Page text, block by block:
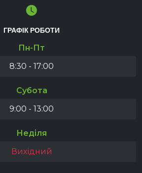
ГРАФІК РОБОТИ
Пн-Пт
8:30 - 17:00
Субота
9:00 - 13:00
Неділя
Вихідний